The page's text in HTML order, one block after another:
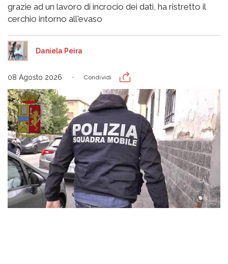
grazie ad un lavoro di incrocio dei dati, ha ristretto il
cerchio intorno all'evaso
Daniela Peira
08 Agosto 2026 Condividi